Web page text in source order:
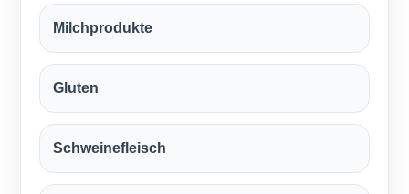
Milchprodukte
Gluten
Schweinefleisch